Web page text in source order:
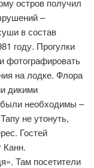
остров получил
–
в состав
году. Прогулки
фотографировать
на лодке. Флора
дикими
были необходимы –
не утонуть,
Гостей
Канн.
Там посетители